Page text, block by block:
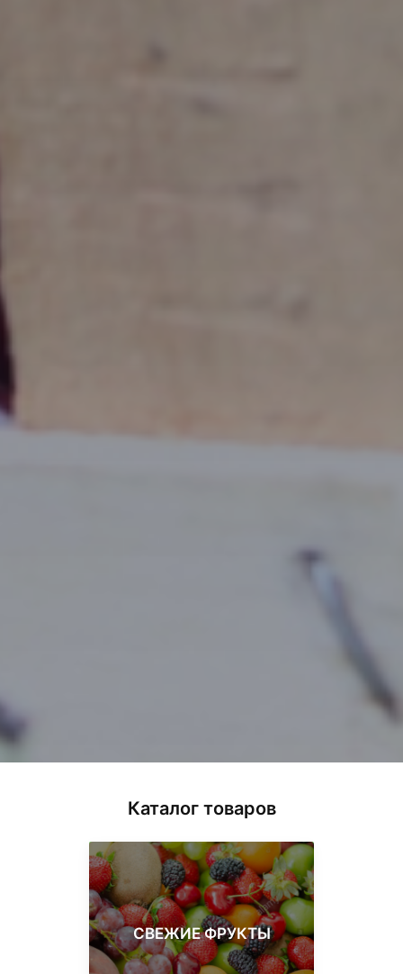
Каталог товаров
СВЕЖИЕ ФРУКТЫ